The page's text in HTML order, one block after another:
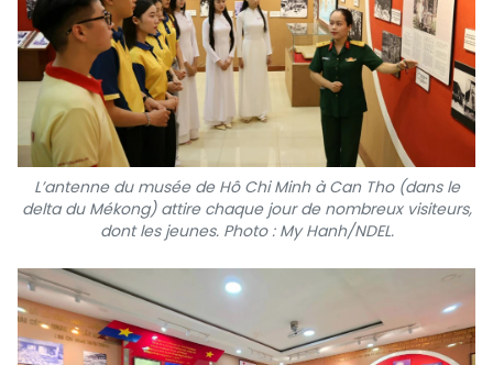
L’antenne du musée de Hô Chi Minh à Can Tho (dans le
delta du Mékong) attire chaque jour de nombreux visiteurs,
dont les jeunes. Photo : My Hanh/NDEL.